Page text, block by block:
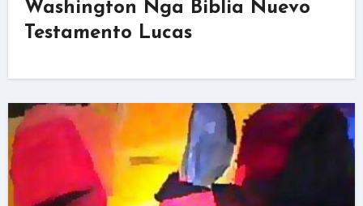
Washington Nga Biblia Nuevo
Testamento Lucas